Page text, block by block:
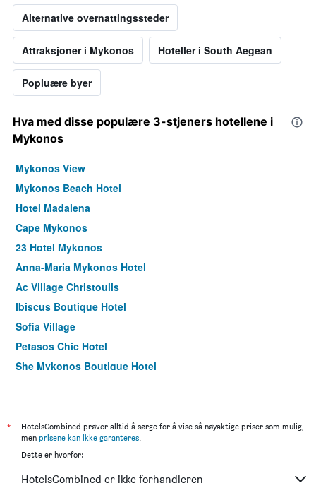
Alternative overnattingssteder
Attraksjoner i Mykonos Hoteller i South Aegean
Popluære byer
Hva med disse populære 3-stjeners hotellene i
Mykonos
Mykonos View
Mykonos Beach Hotel
Hotel Madalena
Cape Mykonos
23 Hotel Mykonos
Anna-Maria Mykonos Hotel
Ac Village Christoulis
Ibiscus Boutique Hotel
Sofia Village
Petasos Chic Hotel
She Mykonos Boutique Hotel
Riva Suites
Charissi Hotel
Manos Rooms
*
HotelsCombined prøver alltid å sørge for å vise så nøyaktige priser som mulig,
men prisene kan ikke garanteres.
Dette er hvorfor:
HotelsCombined er ikke forhandleren